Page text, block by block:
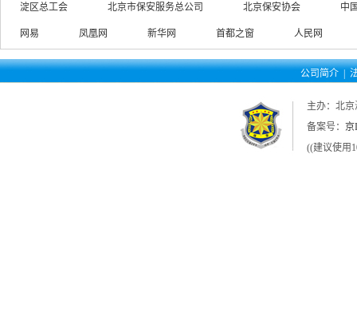
淀区总工会 北京市保安服务总公司 北京保安协会 中
网易 凤凰网 新华网 首都之窗 人民网
公司简介 |
主办：北
备案号： 京
((建议使用